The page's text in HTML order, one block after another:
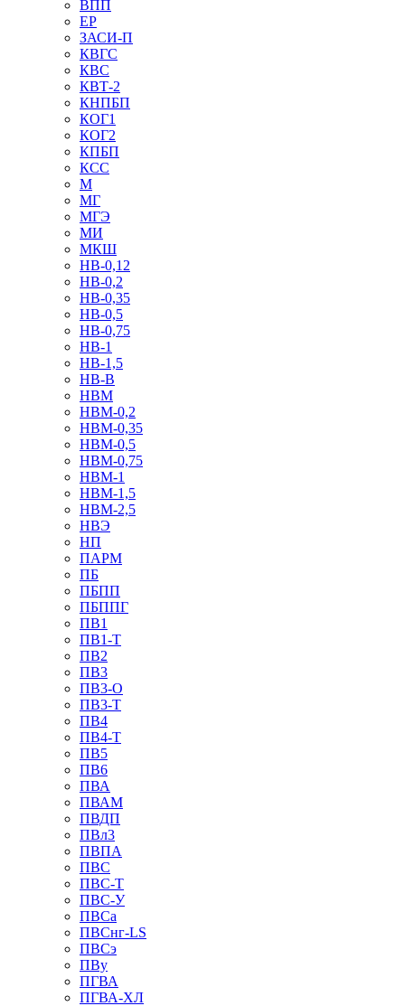
ВПП
ЕР
ЗАСИ-П
КВГС
КВС
КВТ-2
КНПБП
КОГ1
КОГ2
КПБП
КСС
М
МГ
МГЭ
МИ
МКШ
НВ-0,12
НВ-0,2
НВ-0,35
НВ-0,5
НВ-0,75
НВ-1
НВ-1,5
НВ-В
НВМ
НВМ-0,2
НВМ-0,35
НВМ-0,5
НВМ-0,75
НВМ-1
НВМ-1,5
НВМ-2,5
НВЭ
НП
ПАРМ
ПБ
ПБПП
ПБППГ
ПВ1
ПВ1-Т
ПВ2
ПВ3
ПВ3-О
ПВ3-Т
ПВ4
ПВ4-Т
ПВ5
ПВ6
ПВА
ПВАМ
ПВДП
ПВл3
ПВПА
ПВС
ПВС-Т
ПВС-У
ПВСа
ПВСнг-LS
ПВСэ
ПВу
ПГВА
ПГВА-ХЛ